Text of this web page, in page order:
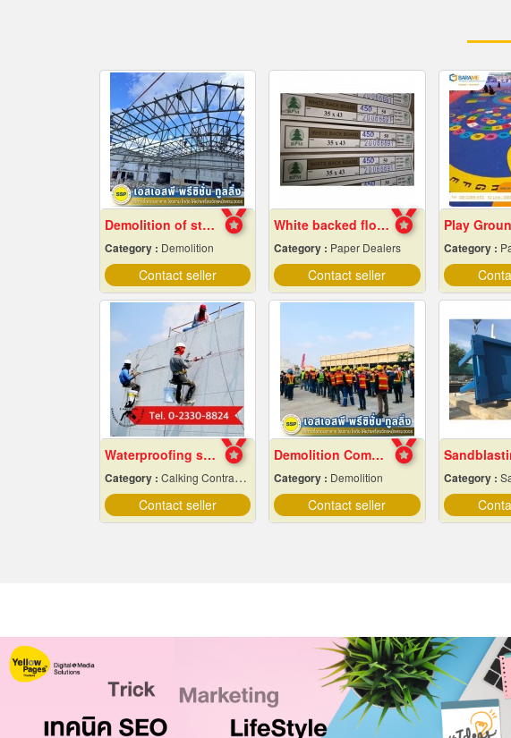
Demolition of steel structures, Samut Prakan
Category : Demolition
Contact seller
White backed flour box paper
Category : Paper Dealers
Contact seller
Play
Category :
Waterproofing system service
Category : Calking Contractors
Contact seller
Demolition Company Samut Prakan
Category : Demolition
Contact seller
Category :